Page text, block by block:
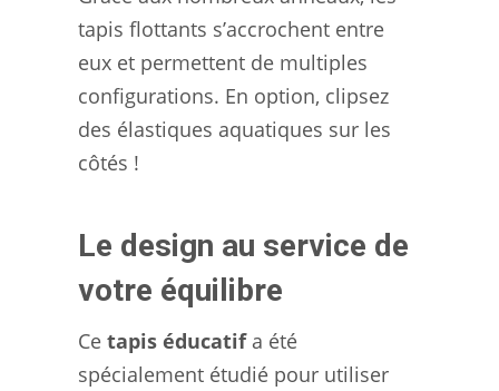
tapis flottants s’accrochent entre
eux et permettent de multiples
configurations. En option, clipsez
des élastiques aquatiques sur les
côtés !
Le design au service de
votre équilibre
Ce tapis éducatifa été
spécialement étudié pour utiliser